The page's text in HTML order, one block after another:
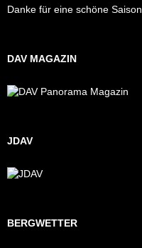
Danke für eine schöne Saison
DAV MAGAZIN
JDAV
BERGWETTER